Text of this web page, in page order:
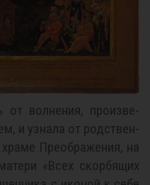
от вол­не­ния, про­из­ве­
и узна­ла от род­ствен­
Пре­об­ра­же­ния, на
«Всех скор­бя­щих